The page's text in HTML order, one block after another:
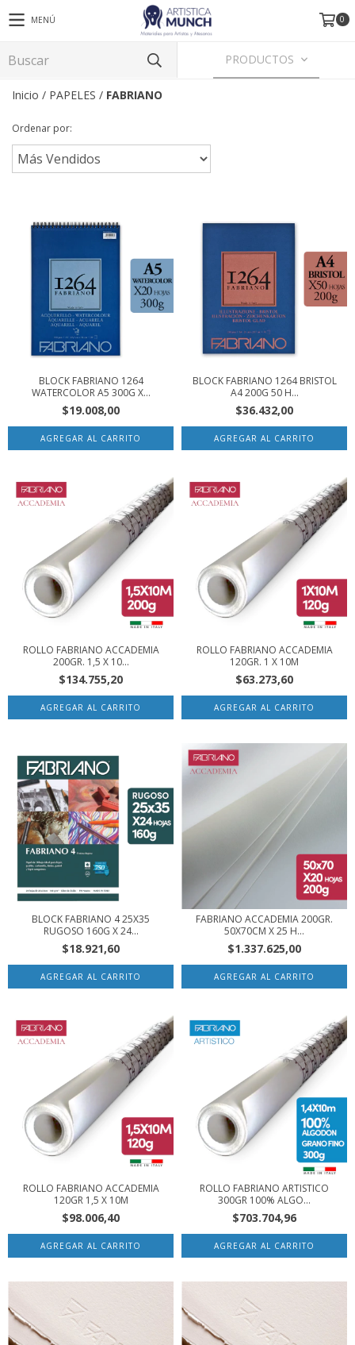
MENÚ 0
PRODUCTOS
Inicio / PAPELES / FABRIANO
Ordenar por:
BLOCK FABRIANO 1264
WATERCOLOR A5 300G X...
$19.008,00
BLOCK FABRIANO 1264 BRISTOL
A4 200G 50 H...
$36.432,00
ROLLO FABRIANO ACCADEMIA
200GR. 1,5 X 10...
$134.755,20
ROLLO FABRIANO ACCADEMIA
120GR. 1 X 10M
$63.273,60
BLOCK FABRIANO 4 25X35
RUGOSO 160G X 24...
$18.921,60
FABRIANO ACCADEMIA 200GR.
50X70CM X 25 H...
$1.337.625,00
ROLLO FABRIANO ACCADEMIA
120GR 1,5 X 10M
$98.006,40
ROLLO FABRIANO ARTISTICO
300GR 100% ALGO...
$703.704,96